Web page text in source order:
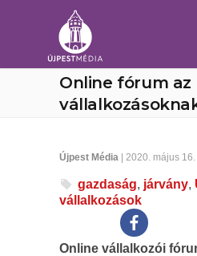
Online fórum az
Újpest Média | 2020. május
gazdaság, járvány,
vállalkozások
Online vállalkozói